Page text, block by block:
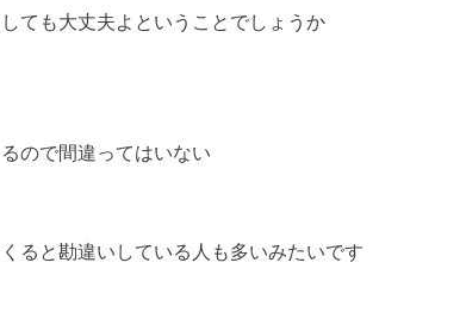
ても大丈夫よということでしょうか
ので間違ってはいない
ると勘違いしている人も多いみたいです